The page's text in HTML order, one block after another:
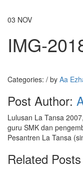
03 NOV
IMG-
Categories: / by Aa
Post Author:
Lulusan La Tansa
guru SMK dan
Pesantren La Tansa
Related